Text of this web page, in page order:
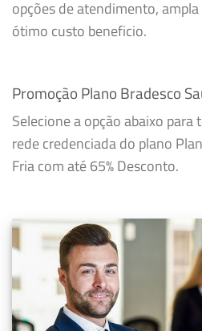
opções de atendimento,
ótimo custo beneficio.
Promoção Plano Bradesco
Selecione a opção abaixo para
rede credenciada do plano
Fria com até 65% Desconto.